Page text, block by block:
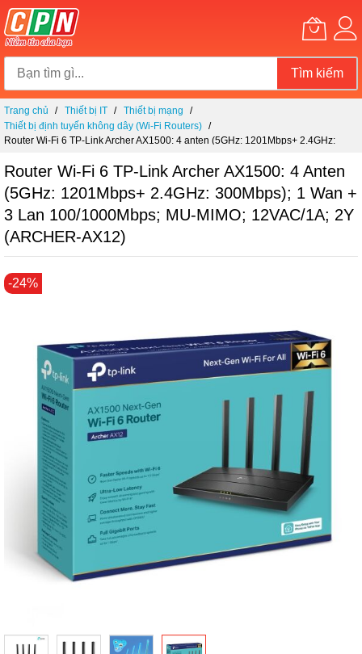
Tìm kiếm
Chuyển
đến
nội
Trang chủ Thiết bị IT
Thiết bị mạng
Thiết bị định tuyến không dây (Wi-Fi Routers)
Router Wi-Fi 6 TP-Link Archer AX1500: 4 anten (5GHz: 1201Mbps+ 2.4GHz:
AX12)
Router Wi-Fi 6 TP-Link Archer AX1500: 4 Anten
(5GHz: 1201Mbps+ 2.4GHz: 300Mbps); 1 Wan +
3 Lan 100/1000Mbps; MU-MIMO; 12VAC/1A; 2Y
(ARCHER-AX12)
Chuyển
đến
-24%